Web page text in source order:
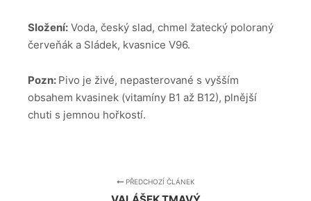
Složení: Voda, český slad, chmel žatecký poloraný
červeňák a Sládek, kvasnice V96.
Pozn: Pivo je živé, nepasterované s vyšším
obsahem kvasinek (vitamíny B1 až B12), plnější
chuti s jemnou hořkostí.
PŘEDCHOZÍ ČLÁNEK